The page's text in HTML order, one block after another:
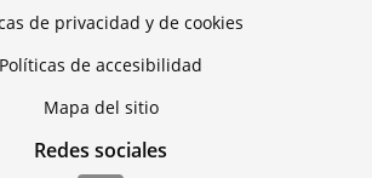
de privacidad y de cookies
Políticas de accesibilidad
Mapa del sitio
Redes sociales